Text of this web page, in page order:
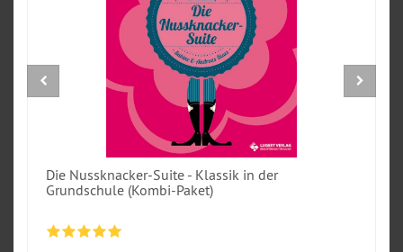
Die Nussknacker-Suite - Klassik in der
Grundschule (Kombi-Paket)